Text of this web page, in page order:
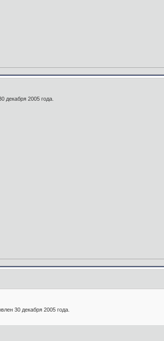
декабря 2005 года.
30 декабря 2005 года.